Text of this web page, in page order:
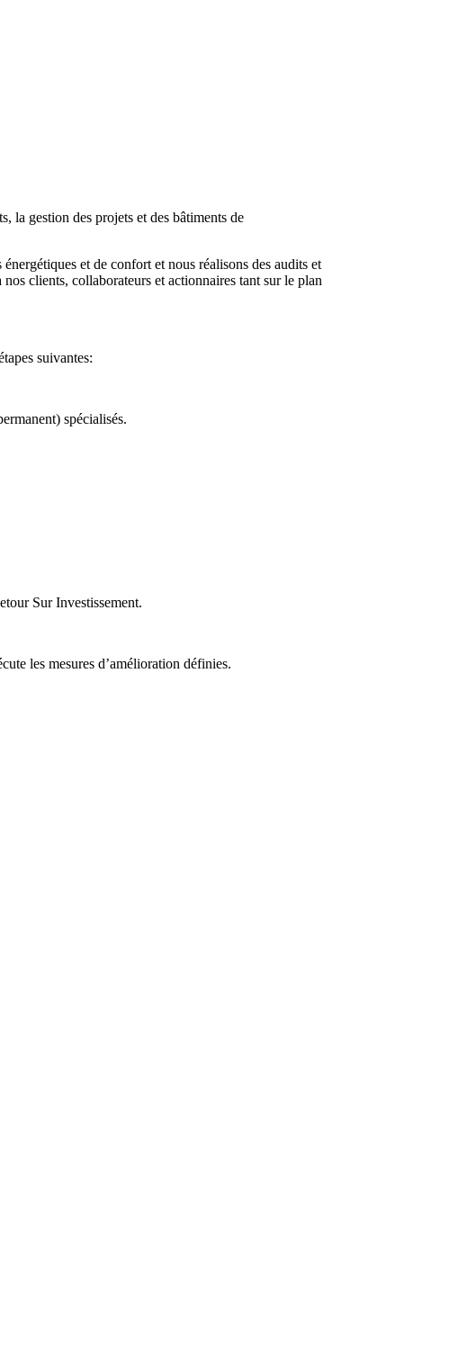
la gestion des projets et des bâtiments de
et de confort et nous réalisons des audits et
clients, collaborateurs et actionnaires tant sur le plan
suivantes:
spécialisés.
Sur Investissement.
les mesures d’amélioration définies.